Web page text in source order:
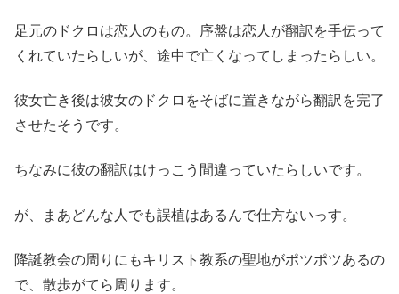
足元のドクロは恋人のもの。序盤は恋人が翻訳を手伝って
くれていたらしいが、途中で亡くなってしまったらしい。
彼女亡き後は彼女のドクロをそばに置きながら翻訳を完了
させたそうです。
ちなみに彼の翻訳はけっこう間違っていたらしいです。
が、まあどんな人でも誤植はあるんで仕方ないっす。
降誕教会の周りにもキリスト教系の聖地がポツポツあるの
で、散歩がてら周ります。